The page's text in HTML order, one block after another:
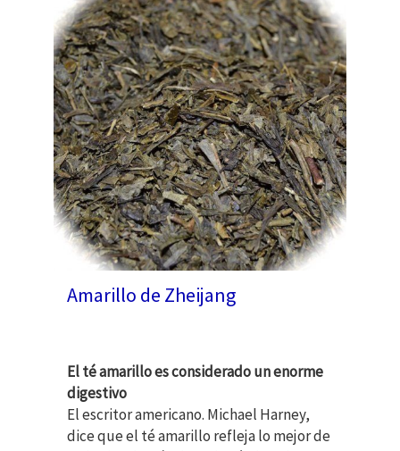
Amarillo de Zheijang
El té amarillo es considerado un enorme
digestivo
El escritor americano. Michael Harney,
dice que el té amarillo refleja lo mejor de